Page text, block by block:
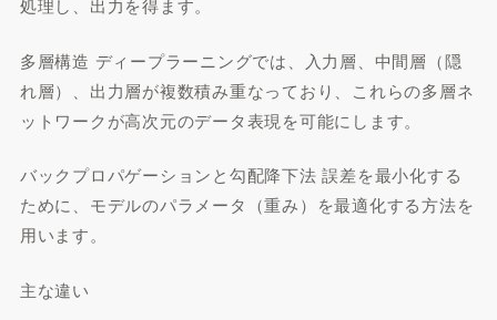
処理し、出力を得ます。
多層構造 ディープラーニングでは、入力層、中間層（隠
れ層）、出力層が複数積み重なっており、これらの多層ネ
ットワークが高次元のデータ表現を可能にします。
バックプロパゲーションと勾配降下法 誤差を最小化する
ために、モデルのパラメータ（重み）を最適化する方法を
用います。
主な違い